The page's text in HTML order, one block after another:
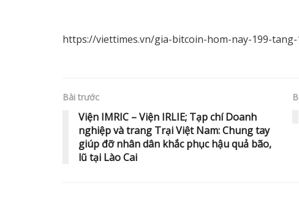
https://viettimes.vn/gia-bitcoin-hom-nay-199-tang-
Bài trước
Viện IMRIC – Viện IRLIE; Tạp chí Doanh
nghiệp và trang Trại Việt Nam: Chung tay
giúp đỡ nhân dân khắc phục hậu quả bão,
lũ tại Lào Cai